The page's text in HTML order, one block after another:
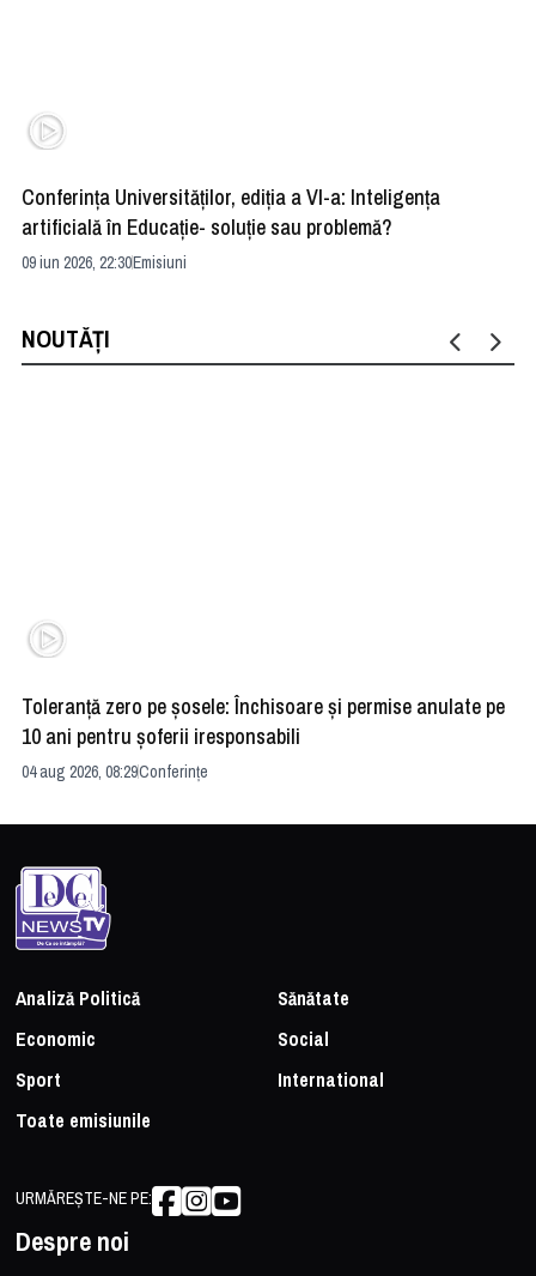
Conferința Universităților, ediția a VI-a: Inteligența
artificială în Educație- soluție sau problemă?
09 iun 2026, 22:30Emisiuni
NOUTĂȚI
Toleranță zero pe șosele: Închisoare și permise anulate pe
10 ani pentru șoferii iresponsabili
04 aug 2026, 08:29Conferințe
Analiză Politică
Sănătate
Economic
Social
Sport
International
Toate emisiunile
URMĂREȘTE-NE PE:
Despre noi